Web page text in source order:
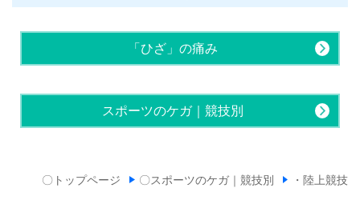
「ひざ」の痛み
スポーツのケガ｜競技別
〇トップページ 〇スポーツのケガ｜競技別 ・陸上競技